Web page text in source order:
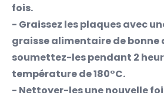
fois.
- Graissez les plaques avec
graisse alimentaire de bonne
soumettez-les pendant 2
température de 180°C.
- Nettoyer-les une nouvelle